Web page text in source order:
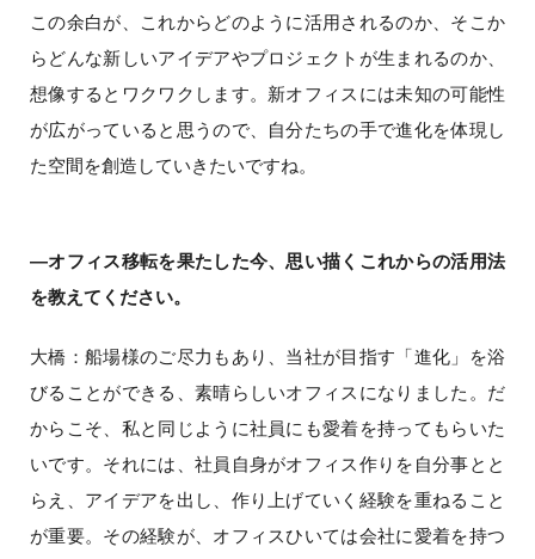
この余白が、これからどのように活用されるのか、そこか
らどんな新しいアイデアやプロジェクトが生まれるのか、
想像するとワクワクします。新オフィスには未知の可能性
が広がっていると思うので、自分たちの手で進化を体現し
た空間を創造していきたいですね。
―オフィス移転を果たした今、思い描くこれからの活用法
を教えてください。
大橋：船場様のご尽力もあり、当社が目指す「進化」を浴
びることができる、素晴らしいオフィスになりました。だ
からこそ、私と同じように社員にも愛着を持ってもらいた
いです。それには、社員自身がオフィス作りを自分事とと
らえ、アイデアを出し、作り上げていく経験を重ねること
が重要。その経験が、オフィスひいては会社に愛着を持つ